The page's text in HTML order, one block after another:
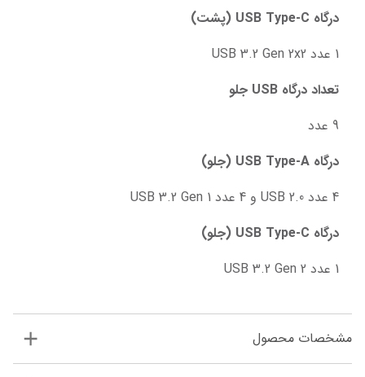
درگاه USB Type-C (پشت)
1 عدد USB 3.2 Gen 2x2
تعداد درگاه USB جلو
9 عدد
درگاه USB Type-A (جلو)
4 عدد USB 2.0 و 4 عدد USB 3.2 Gen 1
درگاه USB Type-C (جلو)
1 عدد USB 3.2 Gen 2
مشخصات محصول